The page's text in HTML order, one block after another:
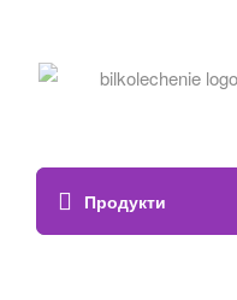
Продукти